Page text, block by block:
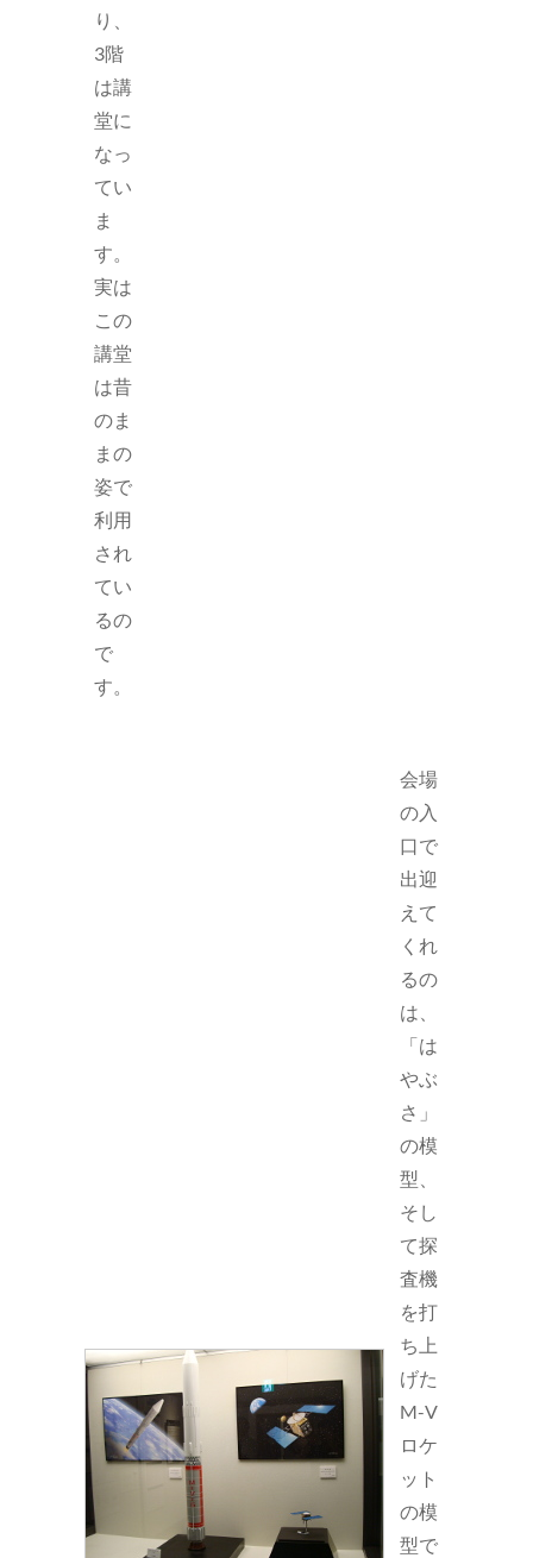
り、
3階
は講
堂に
なっ
てい
ま
す。
実は
この
講堂
は昔
のま
まの
姿で
利用
され
てい
るの
で
す。
会場
の入
口で
出迎
えて
くれ
るの
は、
「は
やぶ
さ」
の模
型、
そし
て探
査機
を打
ち上
げた
M-V
ロケ
ット
の模
型で